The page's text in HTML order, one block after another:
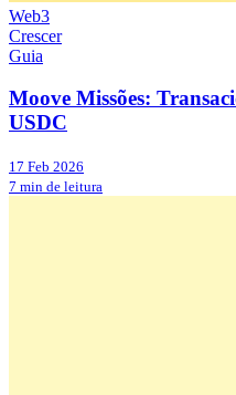
Web3
Crescer
Guia
Moove Missões:
USDC
17 Feb 2026
7 min de leitura